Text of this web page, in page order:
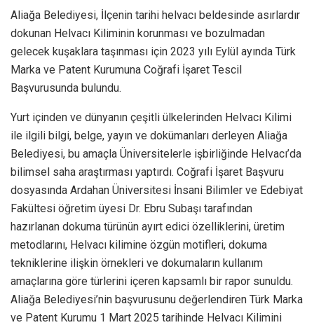
Aliağa Belediyesi, İlçenin tarihi helvacı beldesinde asırlardır
dokunan Helvacı Kiliminin korunması ve bozulmadan
gelecek kuşaklara taşınması için 2023 yılı Eylül ayında Türk
Marka ve Patent Kurumuna Coğrafi İşaret Tescil
Başvurusunda bulundu.
Yurt içinden ve dünyanın çeşitli ülkelerinden Helvacı Kilimi
ile ilgili bilgi, belge, yayın ve dokümanları derleyen Aliağa
Belediyesi, bu amaçla Üniversitelerle işbirliğinde Helvacı’da
bilimsel saha araştırması yaptırdı. Coğrafi İşaret Başvuru
dosyasında Ardahan Üniversitesi İnsani Bilimler ve Edebiyat
Fakültesi öğretim üyesi Dr. Ebru Subaşı tarafından
hazırlanan dokuma türünün ayırt edici özelliklerini, üretim
metodlarını, Helvacı kilimine özgün motifleri, dokuma
tekniklerine ilişkin örnekleri ve dokumaların kullanım
amaçlarına göre türlerini içeren kapsamlı bir rapor sunuldu.
Aliağa Belediyesi’nin başvurusunu değerlendiren Türk Marka
ve Patent Kurumu 1 Mart 2025 tarihinde Helvacı Kilimini